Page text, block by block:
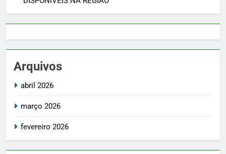
Arquivos
abril 2026
março 2026
fevereiro 2026